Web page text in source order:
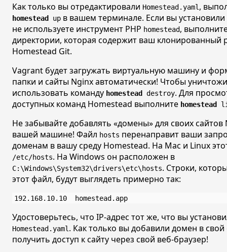
Как только вы отредактировали Homestead.yaml ,
homestead up в вашем терминале. Если вы
не используете инструмент PHP homestead,
директории, которая содержит ваш клонированный
Homestead Git.
Vagrant будет загружать виртуальную машину и
папки и сайты Nginx автоматически! Чтобы
использовать команду homestead destroy. Для
доступных команд Homestead выполните homestead
Не забывайте добавлять «домены»для своих
вашей машине! Файл hosts перенаправит ваши
доменам в вашу среду Homestead. На Mac и Linux
/etc/hosts. На Windows он расположен в
C:\Windows\System32\drivers\etc\hosts. Строки,
этот файл, будут выглядеть примерно так:
Удостоверьтесь, что IP-адрес тот же, что вы
Homestead.yaml. Как только вы добавили домен в
получить доступ к сайту через свой веб-браузер!